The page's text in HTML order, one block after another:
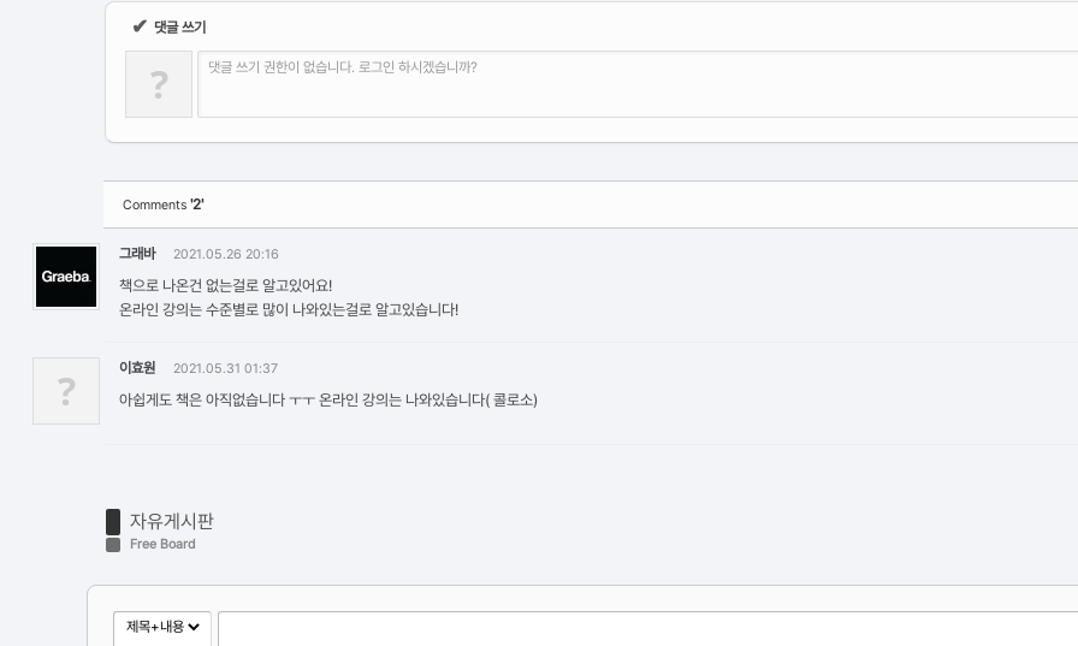
✔ 댓글 쓰기
? 댓글 쓰기 권한이 없습니다. 로그인 하시겠습니까?
Comments '2'
그래바 2021.05.26 20:16
책으로 나온건 없는걸로 알고있어요!
온라인 강의는 수준별로 많이 나와있는걸로 알고있습니다!
? 이효원 2021.05.31 01:37
아쉽게도 책은 아직없습니다 ㅜㅜ 온라인 강의는 나와있습니다( 콜로소)
자유게시판
Free Board